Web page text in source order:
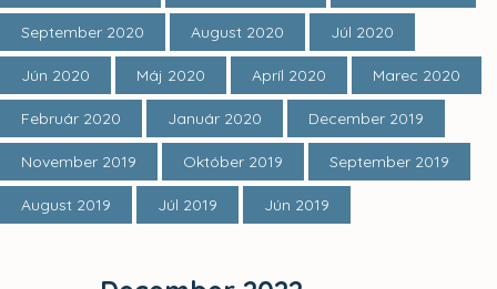
September 2020 August 2020 Júl 2020
Jún 2020 Máj 2020 Apríl 2020 Marec 2020
Február 2020 Január 2020 December 2019
November 2019 Október 2019 September 2019
August 2019 Júl 2019 Jún 2019